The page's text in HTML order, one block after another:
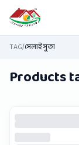
Skip to main content
TAG/সেলাই সুতা
Products